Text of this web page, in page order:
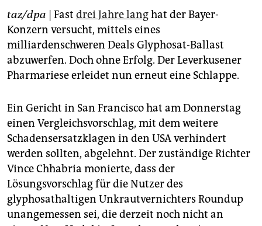
unterstützen
abo
genossenschaft
taz/dpa | Fast drei Jahre langhat der Bayer-
Konzern versucht, mittels eines
milliardenschweren Deals Glyphosat-Ballast
abzuwerfen. Doch ohne Erfolg. Der Leverkusener
Pharmariese erleidet nun erneut eine Schlappe.
Ein Gericht in San Francisco hat am Donnerstag
einen Vergleichsvorschlag, mit dem weitere
Schadensersatzklagen in den USA verhindert
werden sollten, abgelehnt. Der zuständige Richter
Vince Chhabria monierte, dass der
Lösungsvorschlag für die Nutzer des
glyphosathaltigen Unkrautvernichters Roundup
unangemessen sei, die derzeit noch nicht an